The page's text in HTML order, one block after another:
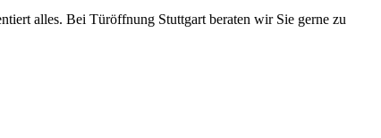
alles. Bei Türöffnung Stuttgart beraten wir Sie gerne zu